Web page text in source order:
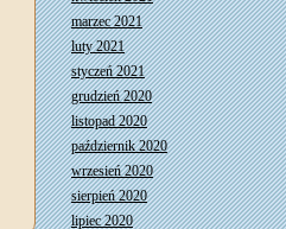
marzec 2021
luty 2021
styczeń 2021
grudzień 2020
listopad 2020
październik 2020
wrzesień 2020
sierpień 2020
lipiec 2020